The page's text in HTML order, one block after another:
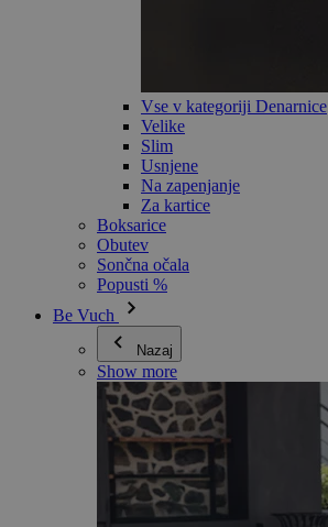
Vse v kategoriji Denarnice
Velike
Slim
Usnjene
Na zapenjanje
Za kartice
Boksarice
Obutev
Sončna očala
Popusti %
Be Vuch
Nazaj
Show more